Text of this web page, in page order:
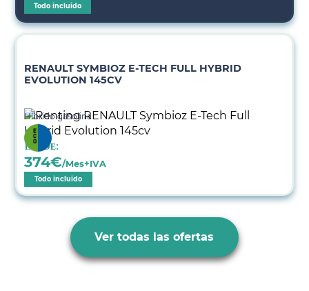
Todo incluido
RENAULT SYMBIOZ E-TECH FULL HYBRID
EVOLUTION 145CV
Híbrido gasolina
Desde:
374€/Mes+IVA
Todo incluido
Ver todas las ofertas